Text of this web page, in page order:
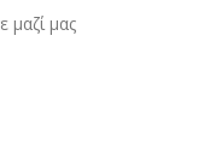
μαζί μας